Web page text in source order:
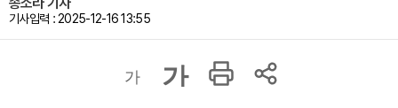
기사입력 : 2025-12-16 13:55
가 가